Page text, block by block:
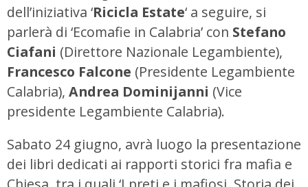
dell’iniziativa ‘Ricicla Estate‘ a seguire, si
parlerà di ‘Ecomafie in Calabria’ con Stefano
Ciafani (Direttore Nazionale Legambiente),
Francesco Falcone (Presidente Legambiente
Calabria), Andrea Dominijanni (Vice
presidente Legambiente Calabria).
Sabato 24 giugno, avrà luogo la presentazione
dei libri dedicati ai rapporti storici fra mafia e